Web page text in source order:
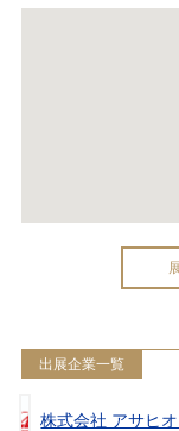
出展企業一覧
株式会社 アサヒ